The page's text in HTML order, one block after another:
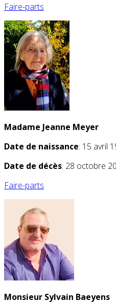
Faire-parts
Madame Jeanne Meyer
Date de naissance: 15 avril
Date de décès: 28 octobre
Faire-parts
Monsieur Sylvain Baeyens